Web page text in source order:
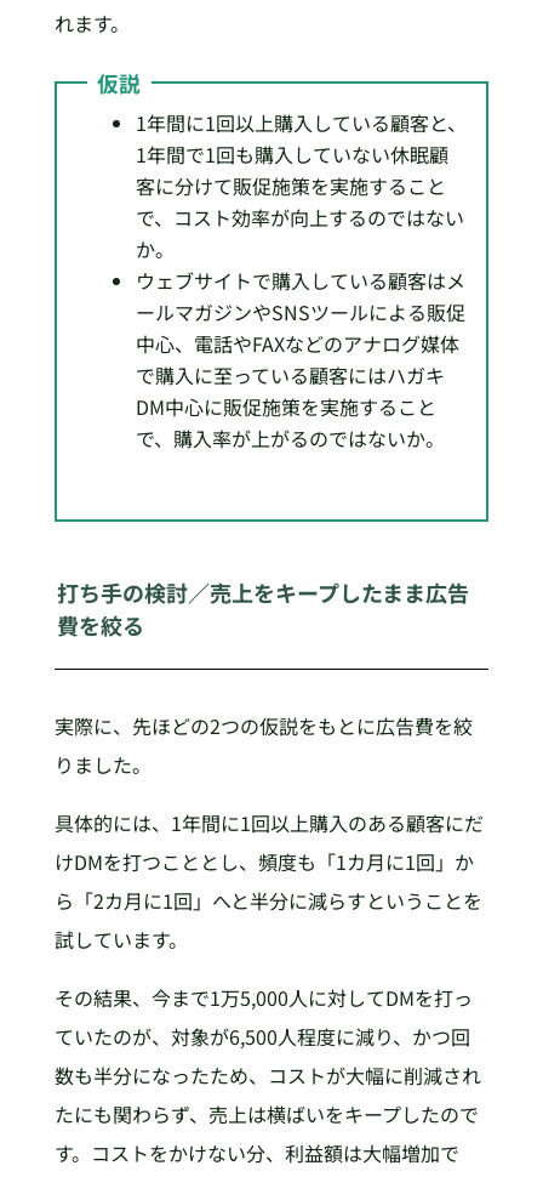
れます。
仮説
1年間に1回以上購入している顧客と、
1年間で1回も購入していない休眠顧
客に分けて販促施策を実施すること
で、コスト効率が向上するのではない
か。
ウェブサイトで購入している顧客はメ
ールマガジンやSNSツールによる販促
中心、電話やFAXなどのアナログ媒体
で購入に至っている顧客にはハガキ
DM中心に販促施策を実施すること
で、購入率が上がるのではないか。
打ち手の検討／売上をキープしたまま広告
費を絞る
実際に、先ほどの2つの仮説をもとに広告費を絞
りました。
具体的には、1年間に1回以上購入のある顧客にだ
けDMを打つこととし、頻度も「1カ月に1回」か
ら「2カ月に1回」へと半分に減らすということを
試しています。
その結果、今まで1万5,000人に対してDMを打っ
ていたのが、対象が6,500人程度に減り、かつ回
数も半分になったため、コストが大幅に削減され
たにも関わらず、売上は横ばいをキープしたので
す。コストをかけない分、利益額は大幅増加で